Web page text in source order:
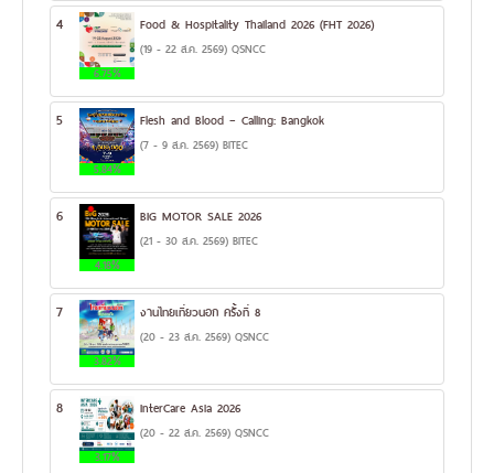
4
6.75%
Food & Hospitality Thailand 2026 (FHT 2026)
(19 - 22 ส.ค. 2569) QSNCC
5
5.84%
Flesh and Blood – Calling: Bangkok
(7 - 9 ส.ค. 2569) BITEC
6
4.18%
BIG MOTOR SALE 2026
(21 - 30 ส.ค. 2569) BITEC
7
3.82%
งานไทยเที่ยวนอก ครั้งที่ 8
(20 - 23 ส.ค. 2569) QSNCC
8
3.17%
InterCare Asia 2026
(20 - 22 ส.ค. 2569) QSNCC